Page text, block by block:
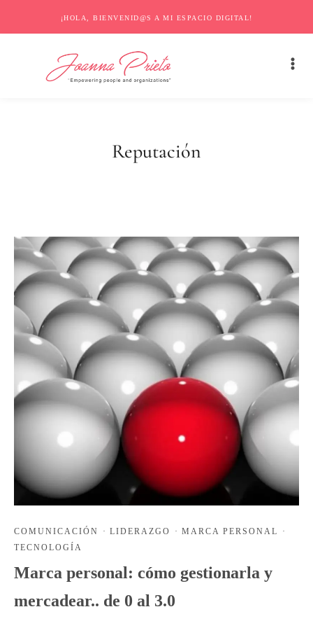
¡HOLA, BIENVENID@S A MI ESPACIO DIGITAL!
Reputación
COMUNICACIÓN · LIDERAZGO · MARCA PERSONAL
·
TECNOLOGÍA
Marca personal: cómo gestionarla y
mercadear.. de 0 al 3.0